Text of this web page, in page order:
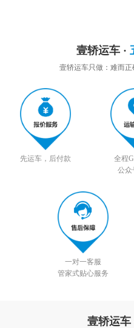
壹轿运车 ·
壹轿运车只做：难而正
先运车，后付款
全程
公众
一对一客服
管家式贴心服务
壹轿运车